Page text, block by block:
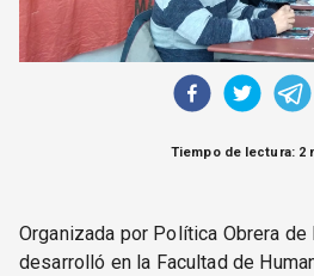
Política
Tiempo de lectura: 2
Organizada por Política Obrera
desarrolló en la Facultad de